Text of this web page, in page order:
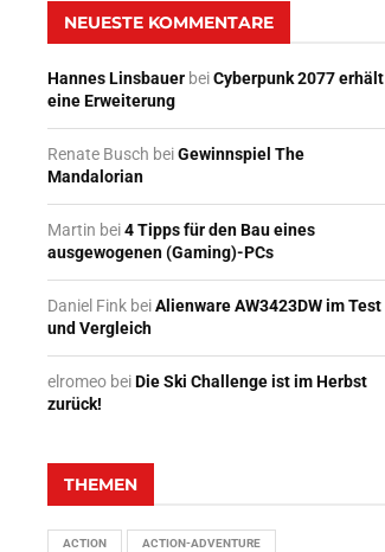
NEUESTE KOMMENTARE
Hannes Linsbauer beiCyberpunk 2077 erhält
eine Erweiterung
Renate Busch beiGewinnspiel The
Mandalorian
Martin bei4 Tipps für den Bau eines
ausgewogenen (Gaming)-PCs
Daniel Fink beiAlienware AW3423DW im Test
und Vergleich
elromeo beiDie Ski Challenge ist im Herbst
zurück!
THEMEN
ACTION ACTION-ADVENTURE